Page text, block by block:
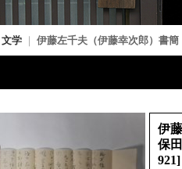
文学 伊藤左千夫（伊藤幸次郎）書
伊
保
921]